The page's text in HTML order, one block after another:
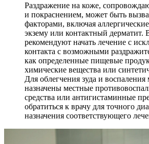
Раздражение на коже,
и покраснением, может быть
факторами, включая
экзему или контактный дерматит.
рекомендуют начать лечение с
контакта с возможными
как определенные пищевые
химические вещества или
Для облегчения зуда и воспаления
назначены местные
средства или антигистаминные
обратиться к врачу для точного
назначения соответствующего